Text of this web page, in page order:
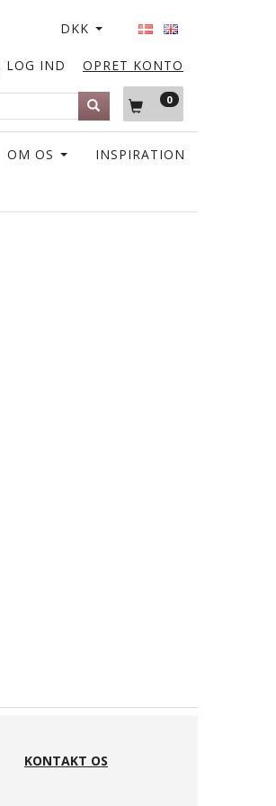
DKK
OPRET KONTO
LOG IND
0
OM OS INSPIRATION
KONTAKT OS